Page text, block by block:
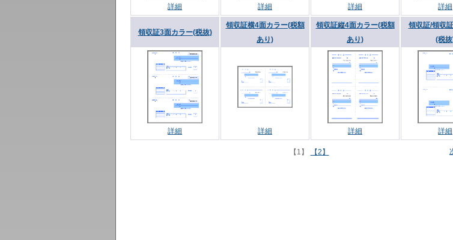
詳細 詳細 詳細 詳細
領収証3面カラー(税抜)
領収証横4面カラー(税額
あり)
領収証縦4面カラー(税額
あり)
領収証/領収
(税
詳細 詳細 詳細 詳細
【1】 【2】